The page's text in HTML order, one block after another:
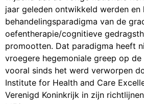
De aankondiging in juni kwam van
Butler MP, de minister voor
Het persbericht merkte op dat“de
de roep om betere ondersteuning
myalgische
encefalomyelitis/
(ME/cvs), langdurige covid en
aandoeningen heeft gehoord.”